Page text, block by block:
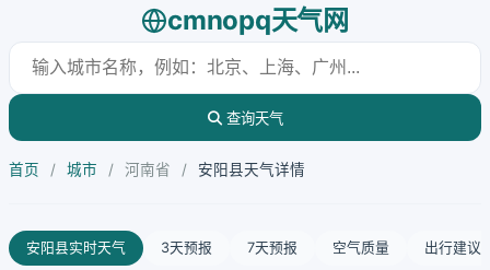
cmnopq天气网
查询天气
首页 / 城市 / 河南省 / 安阳县天气详情
安阳县实时天气 3天预报 7天预报 空气质量 出行建议